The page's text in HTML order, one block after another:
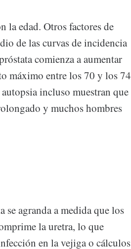
la edad. Otros factores de
de las curvas de incidencia
comienza a aumentar
máximo entre los 70 y los 74
incluso muestran que
y muchos hombres
agranda a medida que los
la uretra, lo que
en la vejiga o cálculos